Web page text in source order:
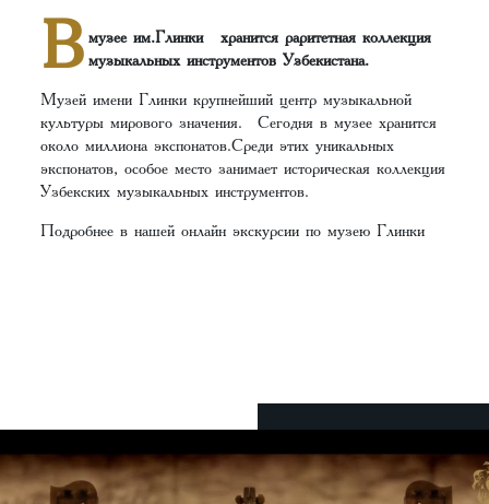
В музее им.Глинки хранится раритетная коллекция
музыкальных инструментов Узбекистана.
Музей имени Глинки крупнейший центр музыкальной
культуры мирового значения. Сегодня в музее хранится
около миллиона экспонатов.Среди этих уникальных
экспонатов, особое место занимает историческая коллекция
Узбекских музыкальных инструментов.
Подробнее в нашей онлайн экскурсии по музею Глинки